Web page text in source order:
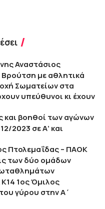
Αναστάσιος
με αθλητικά
Σωματείων στα
υπεύθυνοι κι έχουν
και βοηθοί των αγώνων
2023 σε Α’ και
Πτολεμαΐδας – ΠΑΟΚ
των δύο ομάδων
1ος Όμιλος
γύρου στην Α΄